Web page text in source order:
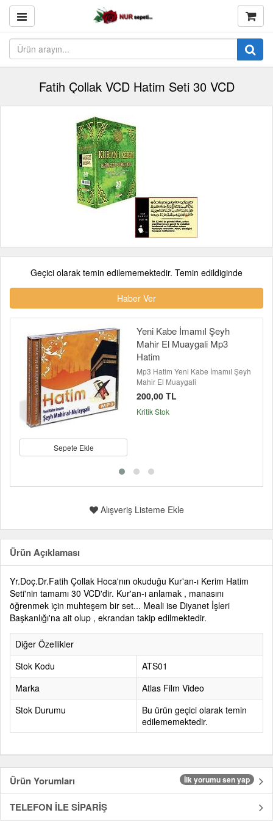
Fatih Çollak VCD Hatim Seti 30 VCD
Geçici olarak temin edilememektedir. Temin edildiginde
Haber Ver
Sepete Ekle
Yeni Kabe İmamıI Şeyh
Mahir El Muaygali Mp3
Hatim
Mp3 Hatim Yeni Kabe İmamıI Şeyh
Mahir El Muaygali
200,00 TL
Kritik Stok
Alışveriş Listeme Ekle
Ürün Açıklaması
Yr.Doç.Dr.Fatih Çollak Hoca'nın okuduğu Kur'an-ı Kerim Hatim
Seti'nin tamamı 30 VCD'dir. Kur'an-ı anlamak , manasını
öğrenmek için muhteşem bir set... Meali ise Diyanet İşleri
Başkanlığı'na ait olup , ekrandan takip edilmektedir.
Diğer Özellikler
Stok Kodu
ATS01
Marka
Atlas Film Video
Stok Durumu
Bu ürün geçici olarak temin
edilememektedir.
Ürün Yorumları İlk yorumu sen yap
TELEFON İLE SİPARİŞ